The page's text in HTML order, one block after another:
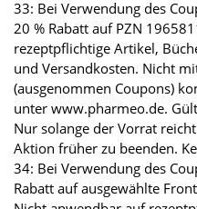
33: Bei Verwendung des
20 % Rabatt auf PZN
rezeptpflichtige Artikel,
und Versandkosten. Nicht
(ausgenommen Coupons)
unter www.pharmeo.de.
Nur solange der Vorrat
Aktion früher zu beenden.
34: Bei Verwendung des
Rabatt auf ausgewählte